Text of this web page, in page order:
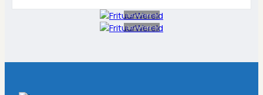
Advertentie
Advertentie